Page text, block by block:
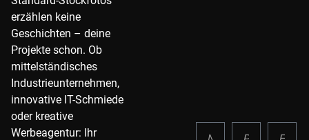
erzählen keine
Geschichten – deine
Projekte schon. Ob
mittelständisches
Industrieunternehmen,
innovative IT-Schmiede
oder kreative
Werbeagentur: Ihr